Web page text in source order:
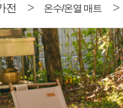
전 > 온수/온열 매트 >